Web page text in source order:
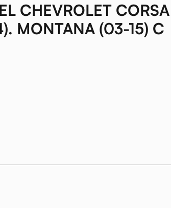
CHEVROLET CORSA
MONTANA (03-15) C